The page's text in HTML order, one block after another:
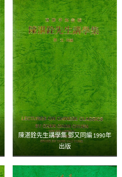
陳湛銓先生講學集 鄧又同編 1990年
出版